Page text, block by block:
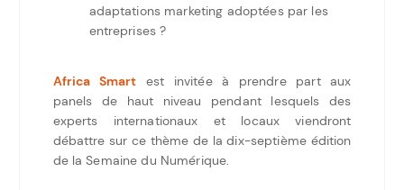
adaptations marketing adoptées par les
entreprises ?
Africa Smart est invitée à prendre part aux
panels de haut niveau pendant lesquels des
experts internationaux et locaux viendront
débattre sur ce thème de la dix-septième édition
de la Semaine du Numérique.